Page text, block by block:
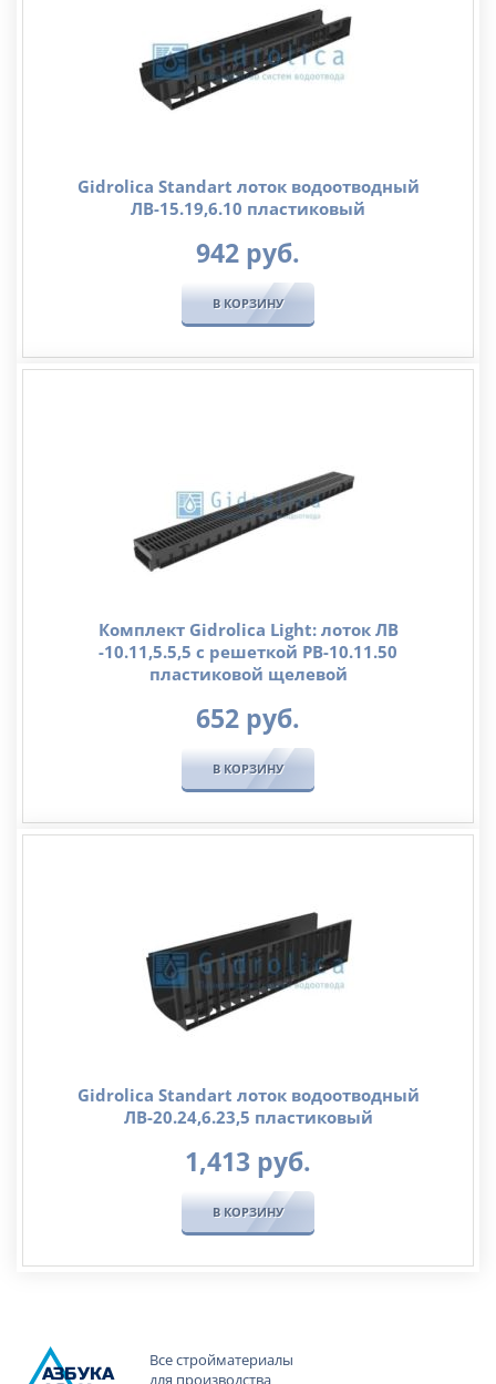
Gidrolica Standart лоток водоотводный
ЛВ-15.19,6.10 пластиковый
942 руб.
В КОРЗИНУ
Комплект Gidrolica Light: лоток ЛВ
-10.11,5.5,5 с решеткой РВ-10.11.50
пластиковой щелевой
652 руб.
В КОРЗИНУ
Gidrolica Standart лоток водоотводный
ЛВ-20.24,6.23,5 пластиковый
1,413 руб.
В КОРЗИНУ
АЗБУКА
Все стройматериалы
для производства